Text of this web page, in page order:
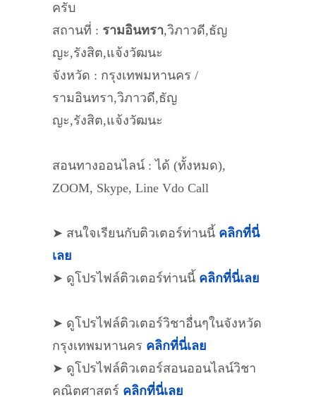
ครับ
สถานที่ : รามอินทรา,วิภาวดี,ธัญ
ญะ,รังสิต,แจ้งวัฒนะ
จังหวัด : กรุงเทพมหานคร /
รามอินทรา,วิภาวดี,ธัญ
ญะ,รังสิต,แจ้งวัฒนะ
สอนทางออนไลน์ : ได้ (ทั้งหมด),
ZOOM, Skype, Line Vdo Call
➤ สนใจเรียนกับติวเตอร์ท่านนี้ คลิกที่นี่
เลย
➤ ดูโปรไฟล์ติวเตอร์ท่านนี้ คลิกที่นี่เลย
➤ ดูโปรไฟล์ติวเตอร์วิชาอื่นๆในจังหวัด
กรุงเทพมหานคร คลิกที่นี่เลย
➤ ดูโปรไฟล์ติวเตอร์สอนออนไลน์วิชา
คณิตศาสตร์ คลิกที่นี่เลย